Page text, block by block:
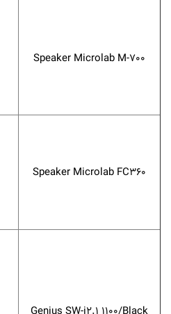
Speaker Microlab M-700
Speaker Microlab FC360